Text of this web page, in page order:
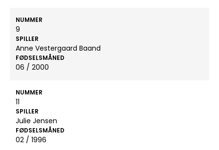
NUMMER
9
SPILLER
Anne Vestergaard Baand
FØDSELSMÅNED
06 / 2000
NUMMER
11
SPILLER
Julie Jensen
FØDSELSMÅNED
02 / 1996